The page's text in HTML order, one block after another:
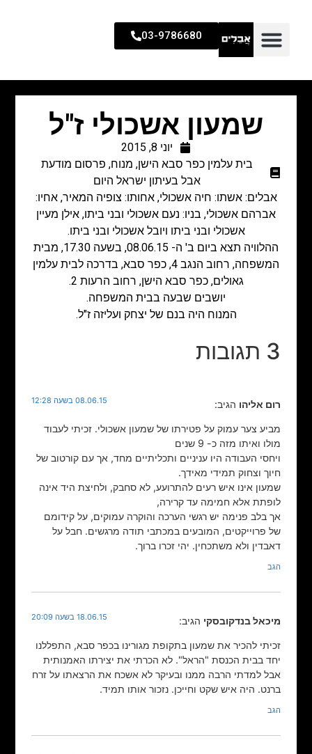
03-9786680
שמעון אשכולי ז"ל
יוני 8, 2015
בית עלמין כפר סבא הישן, מנוח, פרסום מודעת
אבל בעיתון ישראל היום
אבלים: אשתו: חיה אשכולי, אחותו: צופיה המאיר, אחיו:
אברהם אשכולי, בניו: נעם אשכולי ובני ביתו, אילן מעיין
אשכולי ובני ביתו ויובל אשכולי ובני ביתו.
ההלוויה תצא ביום ב' ה- 08.06.15, בשעה 17.30, מבית
המשפחה, רחוב הנגב 4, כפר סבא, בדרכה לבית עלמין
גאולים, כפר סבא הישן, רחוב הרעות 2.
יושבים שבעה בבית המשפחה.
המנוח היה בנם של יצחק ועליזה ז"ל.
3 תגובות
רום אליהו הגיב: 08.06.15 בשעה 12:28
מביע צער עמוק על פטירתו של שמעון אשכולי. זכיתי לעבוד
מולו ואיתו מזה כ- 9 שנים
ויחסי העבודה היו עניניים ותכליתיים מחד, אך עם קורטוב של
חיוך וצחוק תמידי מאידך.
שמעון אינו איש רעים להתרועע, לא סחבק, ולחיצת היד אינה
לופתת אלא חמימה עד קרירה,
אך בלב פנימה יש רגשי הערכה והוקרה עמוקים, על קידומם
של פרוייקטים, המובעים במכתבי תודה מרגשים. חבל על
דאבדין ולא משתכחין. יהי זכרו ברוך.
הגב
מיכאל בנדקובסקי הגיב: 18.06.15 בשעה 20:09
זכיתי להכיר את שמעון בתקופת מגורינו בכפר סבא, התפללנו
יחד בבית הכנסת "הראל". לא הכרתי את יצירתו האמנותית
אבל למדתי הרבה ממנו ובעיקר לא אשכח את הרצאתו על זרח
ברנט. היה איש שקט וחייכן. נזכור אותו תמיד.
הגב